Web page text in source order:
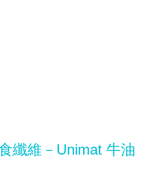
纖維－Unimat 牛油